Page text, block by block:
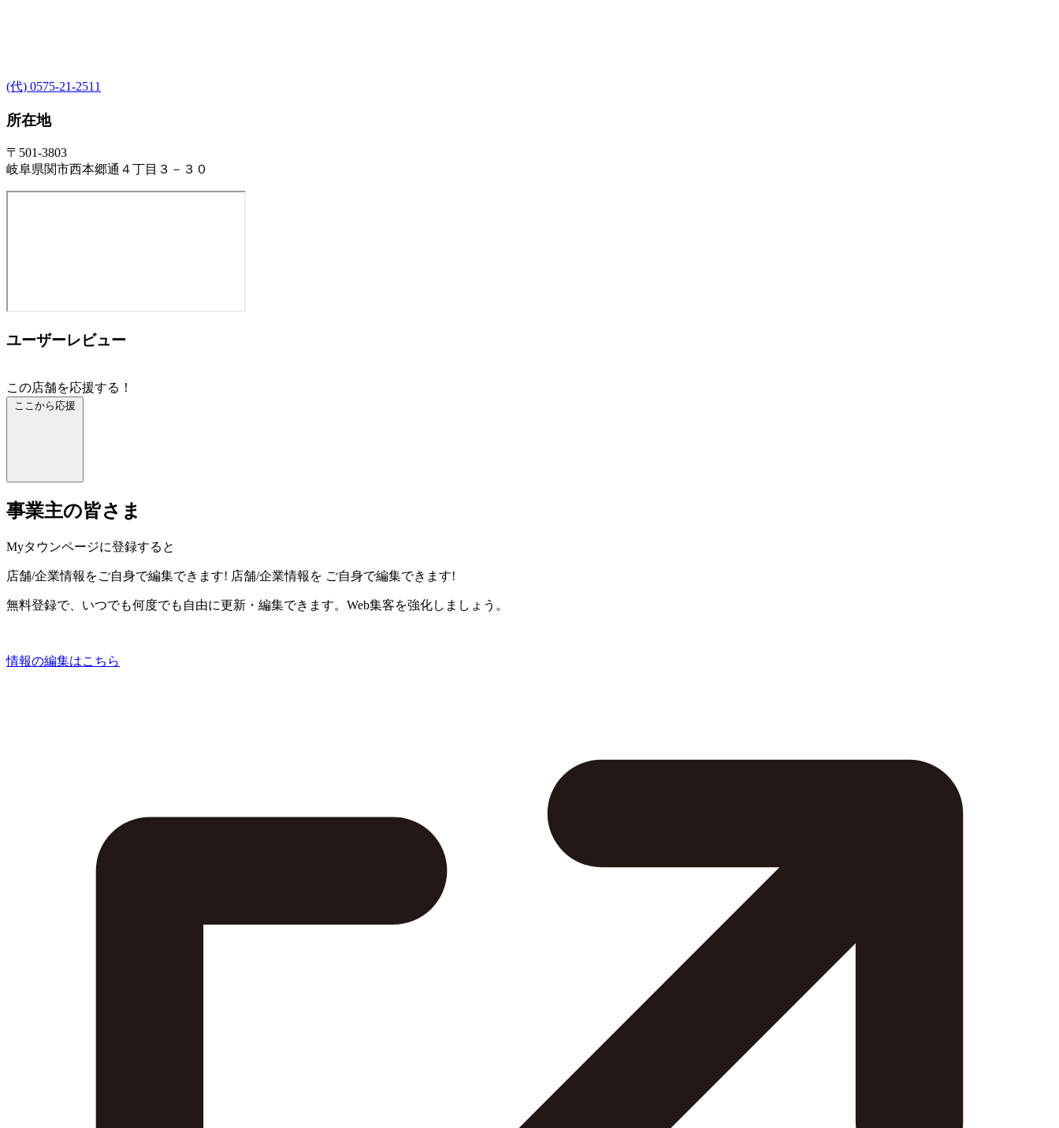
(代) 0575-21-2511
所在地
〒501-3803
岐阜県関市西本郷通４丁目３－３０
ユーザーレビュー
この店舗を応援する！
ここから応援
事業主の皆さま
Myタウンページに登録すると
店舗/企業情報をご自身で編集できます! 店舗/企業情報を ご自身で編集できます!
無料登録で、いつでも何度でも自由に更新・編集できます。Web集客を強化しましょう。
情報の編集はこちら